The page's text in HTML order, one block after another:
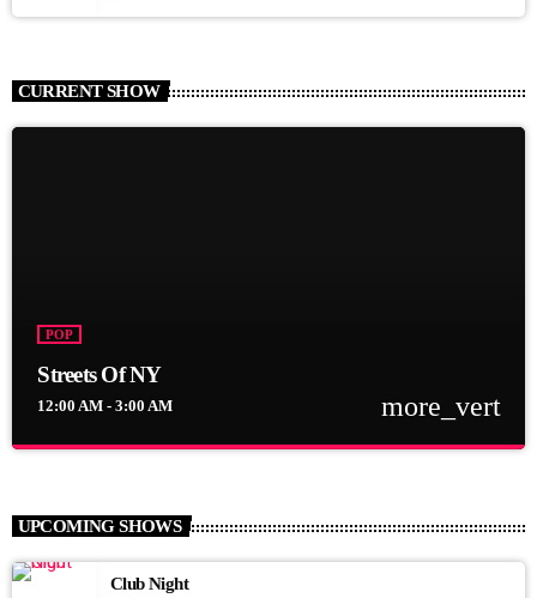
CURRENT SHOW
POP
Streets Of NY
12:00 AM - 3:00 AM more_vert
For every Show page the timetable is auomatically generated
from the schedule, and you can set automatic carousels of
UPCOMING SHOWS
Club Night